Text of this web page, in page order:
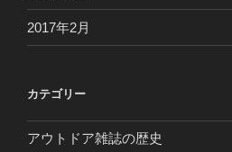
2017年2月
カテゴリー
アウトドア雑誌の歴史